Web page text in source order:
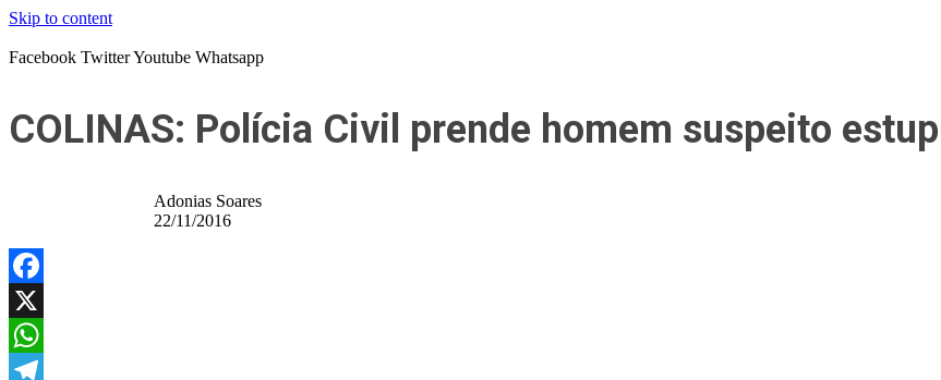
Skip to content
Facebook TwitterYoutube Whatsapp
COLINAS: Polícia Civil prende homem suspeito
Adonias Soares
22/11/2016
Facebook
X
WhatsApp